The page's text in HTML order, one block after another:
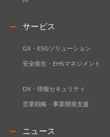
サービス
GX・ESGソリューション
安全衛生・EHSマネジメント
DX・情報セキュリティ
営業戦略・事業開発支援
ニュース